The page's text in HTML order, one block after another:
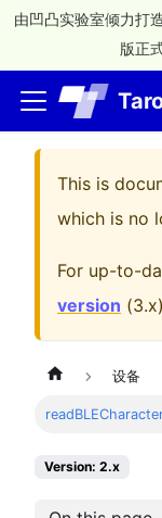
由凹凸实验室倾力打
版正
This is
which is no
For up-to-
version (3.x
设备
Version: 2.x